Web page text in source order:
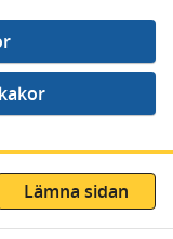
Lämna sidan